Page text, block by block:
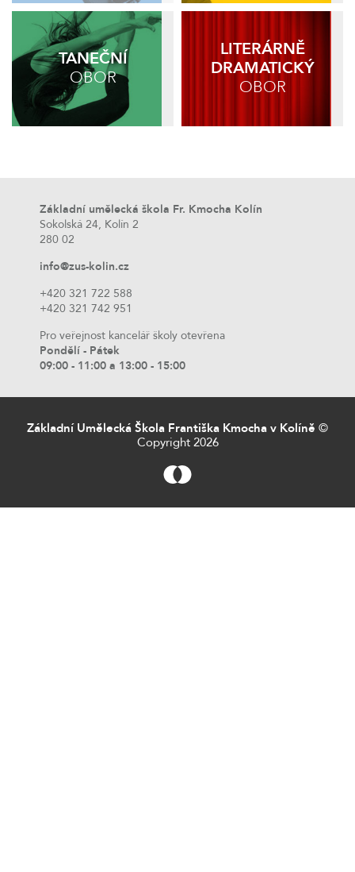
TANEČNÍ
OBOR
LITERÁRNĚ
DRAMATICKÝ
OBOR
Základní umělecká škola Fr. Kmocha Kolín
Sokolská 24, Kolín 2
280 02
info@zus-kolin.cz
+420 321 722 588
+420 321 742 951
Pro veřejnost kancelář školy otevřena
Pondělí - Pátek
09:00 - 11:00 a 13:00 - 15:00
Základní Umělecká Škola Františka Kmocha v Kolíně ©
Copyright 2026